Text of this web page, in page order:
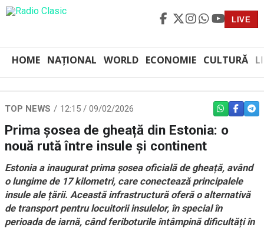
LIVE
HOME NAȚIONAL WORLD ECONOMIE CULTURĂ
TOP NEWS 12:15 / 09/02/2026 WHATSAPP
Prima șosea de gheață din Estonia: o
nouă rută între insule și continent
Estonia a inaugurat prima șosea oficială de gheață, având
o lungime de 17 kilometri, care conectează principalele
insule ale țării. Această infrastructură oferă o alternativă
de transport pentru locuitorii insulelor, în special în
perioada de iarnă, când feriboturile întâmpină dificultăți în